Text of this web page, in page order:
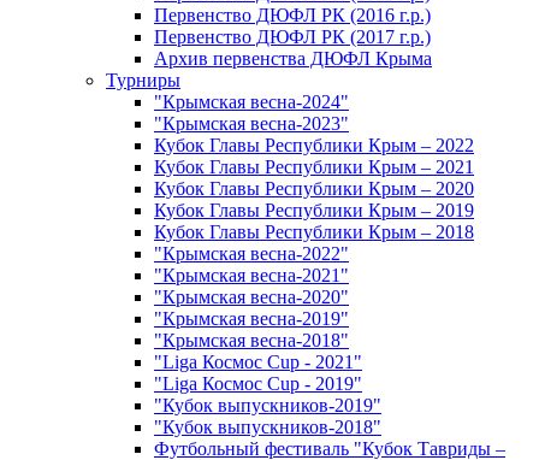
Первенство ДЮФЛ РК (2016 г.р.)
Первенство ДЮФЛ РК (2017 г.р.)
Архив первенства ДЮФЛ Крыма
Турниры
"Крымская весна-2024"
"Крымская весна-2023"
Кубок Главы Республики Крым – 2022
Кубок Главы Республики Крым – 2021
Кубок Главы Республики Крым – 2020
Кубок Главы Республики Крым – 2019
Кубок Главы Республики Крым – 2018
"Крымская весна-2022"
"Крымская весна-2021"
"Крымская весна-2020"
"Крымская весна-2019"
"Крымская весна-2018"
"Liga Космос Cup - 2021"
"Liga Космос Cup - 2019"
"Кубок выпускников-2019"
"Кубок выпускников-2018"
Футбольный фестиваль "Кубок Тавриды –